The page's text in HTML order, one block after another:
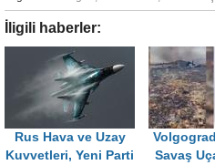
İligili haberler:
Rus Hava ve Uzay
Kuvvetleri, Yeni Parti
Savaş